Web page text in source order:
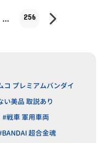
… 256
コ プレミアムバンダイ
い美品 取説あり
#戦車 軍用車両
超合金魂